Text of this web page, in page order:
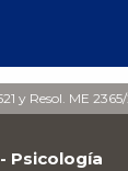
y Resol. ME
Psicología